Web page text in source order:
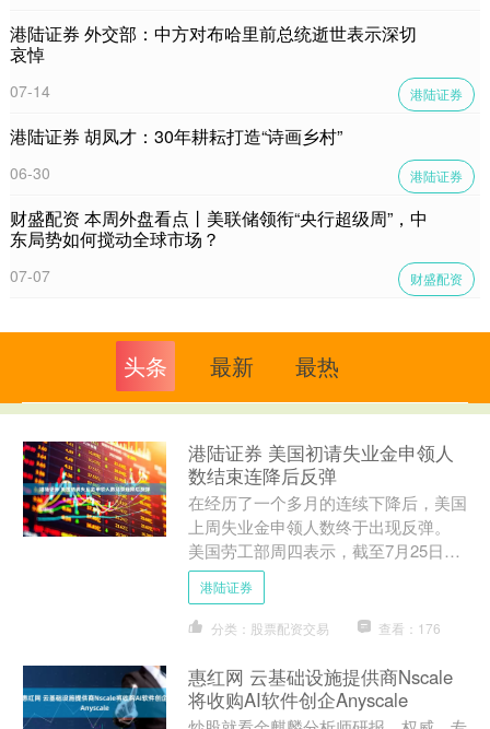
港陆证券 外交部：中方对布哈里前总统逝世表示深切
哀悼
港陆证券
07-14
港陆证券 胡凤才：30年耕耘打造“诗画乡村”
港陆证券
06-30
财盛配资 本周外盘看点丨美联储领衔“央行超级周”，中
东局势如何搅动全球市场？
财盛配资
07-07
头条 最新 最热
港陆证券 美国初请失业金申领人
数结束连降后反弹
在经历了一个多月的连续下降后，美国
上周失业金申领人数终于出现反弹。
美国劳工部周四表示，截至7月25日当
周，首次申领失业救济金人数为19.7万
人，较此前一周上修....
港陆证券
分类：股票配资交易 查看：176
惠红网 云基础设施提供商Nscale
将收购AI软件创企Anyscale